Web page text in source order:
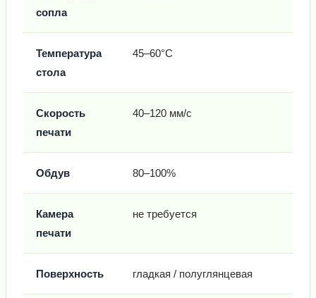
сопла
Температура
стола
45–60°C
Скорость
печати
40–120 мм/с
Обдув 80–100%
Камера
печати
не требуется
Поверхность гладкая / полуглянцевая